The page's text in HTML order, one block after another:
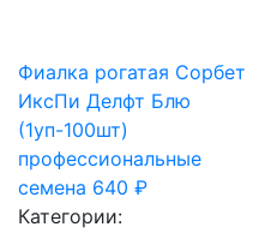
Фиалка рогатая Сорбет
ИксПи Делфт Блю
(1уп-100шт)
профессиональные
семена 640 ₽
Категории: